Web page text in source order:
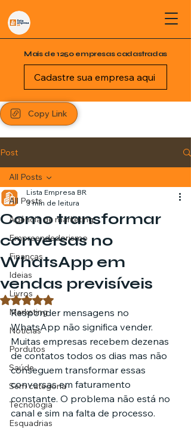
Mais de 1250 empresas cadastradas
Cadastre sua empresa aqui
Copy Link
Post
All Posts
Agência de marketing
Empreendedorismo
Finanças
Ideias
Livros
Marketing
Notícias
Pordutos
Saúde
Sem categoria
Tecnologia
Esquadrias
All Posts
Como transformar
conversas no
WhatsApp em
vendas previsíveis
Lista Empresa BR
3 min de leitura
Avaliado com NaN de 5 estrelas.
Responder mensagens no
WhatsApp não significa vender.
Muitas empresas recebem dezenas
de contatos todos os dias mas não
conseguem transformar essas
conversas em faturamento
constante. O problema não está no
canal e sim na falta de processo.